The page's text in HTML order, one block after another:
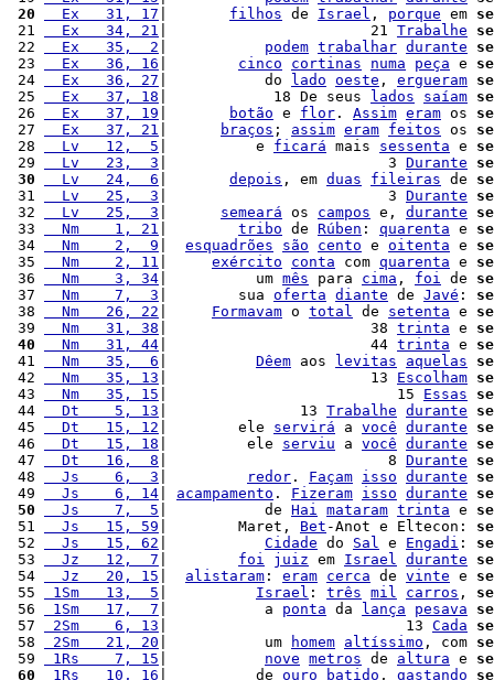
20
  Ex   31, 17
filhos de Israel , porque em
21
  Ex   34, 21
|                       21 Trabalhe
22
  Ex   35,  2
podem trabalhar durante
23
  Ex   36, 16
cinco cortinas numa peça e
24
  Ex   36, 27
|           do lado oeste , ergueram
25
  Ex   37, 18
|            18 De seus lados saíam
26
  Ex   37, 19
botão e flor . Assim eram os
27
  Ex   37, 21
braços ; assim eram feitos os
28
  Lv   12,  5
|          e ficará mais sessenta e
29
  Lv   23,  3
|                         3 Durante
30
  Lv   24,  6
depois , em duas fileiras de
31
  Lv   25,  3
|                         3 Durante
32
  Lv   25,  3
semeará os campos e, durante
33
  Nm    1, 21
tribo de Rúben : quarenta e
34
  Nm    2,  9
esquadrões são cento e oitenta e
35
  Nm    2, 11
exército conta com quarenta e
36
  Nm    3, 34
|          um mês para cima , foi de
37
  Nm    7,  3
|        sua oferta diante de Javé :
38
  Nm   26, 22
Formavam o total de setenta e
39
  Nm   31, 38
|                       38 trinta e
40
  Nm   31, 44
|                       44 trinta e
41
  Nm   35,  6
Dêem aos levitas aquelas
42
  Nm   35, 13
|                       13 Escolham
43
  Nm   35, 15
|                          15 Essas
44
  Dt    5, 13
|               13 Trabalhe durante
45
  Dt   15, 12
|        ele servirá a você durante
46
  Dt   15, 18
|         ele serviu a você durante
47
  Dt   16,  8
|                         8 Durante
48
  Js    6,  3
redor . Façam isso durante
49
  Js    6, 14
acampamento . Fizeram isso durante
50
  Js    7,  5
|           de Hai mataram trinta e
51
  Js   15, 59
|        Maret, Bet -Anot e Eltecon:
52
  Js   15, 62
Cidade do Sal e Engadi :
53
  Jz   12,  7
foi juiz em Israel durante
54
  Jz   20, 15
alistaram : eram cerca de vinte e
55
1Sm   13,  5 Israel : três mil carros ,
56
1Sm   17,  7 |           a ponta da lança pesava
57
2Sm    6, 13 |                           13 Cada
58
2Sm   21, 20 |           um homem altíssimo , com
59
1Rs    7, 15 nove metros de altura e
60
1Rs   10, 16 |          de ouro batido , gastando